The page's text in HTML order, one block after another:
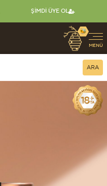
ŞIMDI ÜYE OL
🐝
MENÜ
ARA